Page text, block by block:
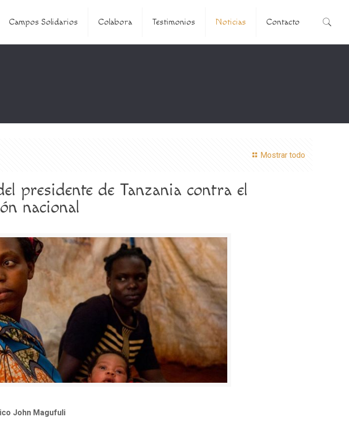
Campos Solidarios Colabora Testimonios Noticias Contacto
Mostrar todo
presidente de Tanzania contra el
nacional
John Magufuli